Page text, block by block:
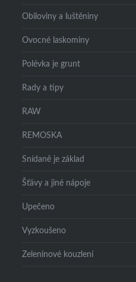
Obiloviny a luštěniny
Ovocné laskominy
Polévka je grunt
Rady a tipy
RAW
REMOSKA
Snídaně je základ
Šťávy a jiné nápoje
Upečeno
Vyzkoušeno
Zeleninové kouzlení